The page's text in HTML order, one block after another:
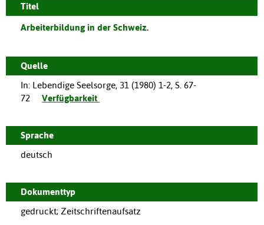
Titel
Arbeiterbildung in der Schweiz.
Quelle
In: Lebendige Seelsorge, 31 (1980) 1-2, S. 67-
72
Verfügbarkeit
Sprache
deutsch
Dokumenttyp
gedruckt; Zeitschriftenaufsatz